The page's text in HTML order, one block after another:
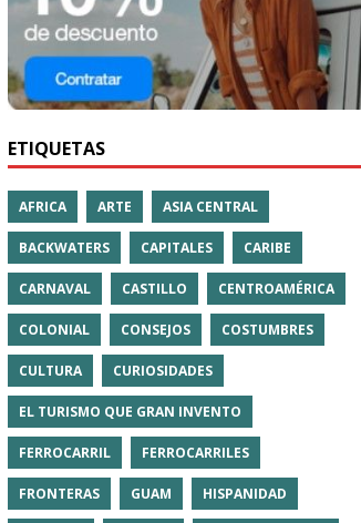
ETIQUETAS
AFRICA ARTE ASIA CENTRAL
BACKWATERS CAPITALES CARIBE
CARNAVAL CASTILLO CENTROAMÉRICA
COLONIAL CONSEJOS COSTUMBRES
CULTURA CURIOSIDADES
EL TURISMO QUE GRAN INVENTO
FERROCARRIL FERROCARRILES
FRONTERAS GUAM HISPANIDAD